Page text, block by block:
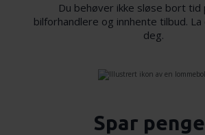
Du behøver ikke sløse bort tid
bilforhandlere og innhente tilbud.
deg.
Spar